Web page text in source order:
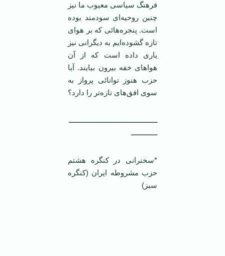
فرهنگ سیاسی معیوب ما نیز
چنین روحیه‌ای سودمند بوده
است. پنجره‌هائی که بر هوای
تازه گشوده‌ایم به دیگرانی نیز
یاری داده است که از آن
هواهای خفه بیرون بیایند. آیا
حزب هنوز توانائی پرواز به
سوی افق‌های تازه‌تر را دارد؟
ــــــــــــــــــــــــــــــــــــــــــــ
ـــــــــــــ
*سخنرانی در کنگره هشتم
حزب مشروطه ایران (کنگره
سبز)